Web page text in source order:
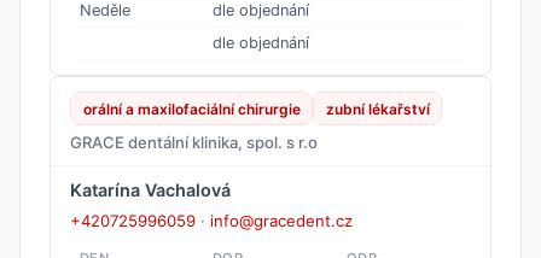
Neděle
dle objednání
dle objednání
orální a maxilofaciální chirurgie zubní lékařství
GRACE dentální klinika, spol. s r.o
Katarína Vachalová
+420725996059 · info@gracedent.cz